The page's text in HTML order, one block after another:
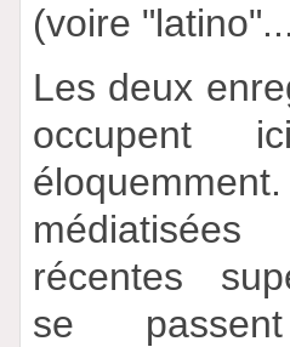
(voire
Les deux
occupent
récentes
se